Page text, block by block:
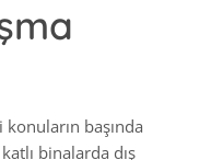
başında
binalarda dış